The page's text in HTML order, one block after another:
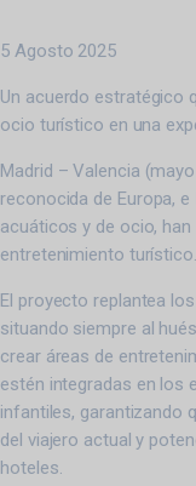
5 Agosto 2025
Un acuerdo estratégico
ocio turístico en una
Madrid – Valencia
reconocida de Europa,
acuáticos y de ocio,
entretenimiento turístico.
El proyecto replantea
situando siempre al
crear áreas de
estén integradas en los
infantiles, garantizando
del viajero actual y
hoteles.